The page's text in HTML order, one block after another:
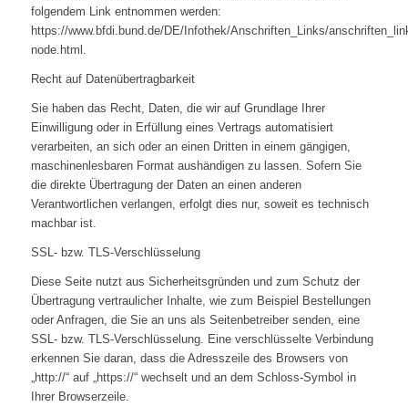
folgendem Link entnommen werden:
https://www.bfdi.bund.de/DE/Infothek/Anschriften_Links/
node.html.
Recht auf Datenübertragbarkeit
Sie haben das Recht, Daten, die wir auf Grundlage Ihrer
Einwilligung oder in Erfüllung eines Vertrags automatisiert
verarbeiten, an sich oder an einen Dritten in einem gängigen,
maschinenlesbaren Format aushändigen zu lassen. Sofern Sie
die direkte Übertragung der Daten an einen anderen
Verantwortlichen verlangen, erfolgt dies nur, soweit es technisch
machbar ist.
SSL- bzw. TLS-Verschlüsselung
Diese Seite nutzt aus Sicherheitsgründen und zum Schutz der
Übertragung vertraulicher Inhalte, wie zum Beispiel Bestellungen
oder Anfragen, die Sie an uns als Seitenbetreiber senden, eine
SSL- bzw. TLS-Verschlüsselung. Eine verschlüsselte Verbindung
erkennen Sie daran, dass die Adresszeile des Browsers von
„http://“ auf „https://“ wechselt und an dem Schloss-Symbol in
Ihrer Browserzeile.